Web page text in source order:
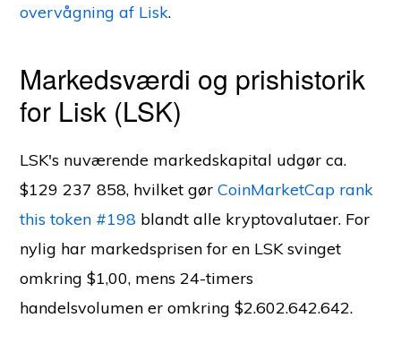
overvågning af Lisk.
Markedsværdi og prishistorik
for Lisk (LSK)
LSK's nuværende markedskapital udgør ca.
$129 237 858, hvilket gørCoinMarketCap rank
this token #198 blandt alle kryptovalutaer. For
nylig har markedsprisen for en LSK svinget
omkring $1,00, mens 24-timers
handelsvolumen er omkring $2.602.642.642.